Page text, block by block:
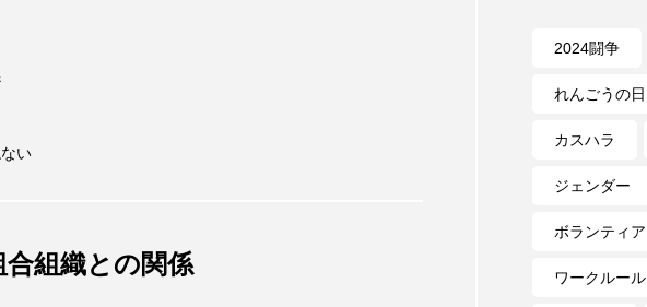
い
合組織との関係
2024闘争
れんごうの日
カスハラ
ジェンダー
ボランティア
ワークルール